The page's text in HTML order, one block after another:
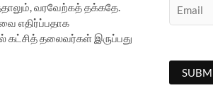
வரவேற்கத் தக்கதே.
எதிர்ப்பதாக
தலைவர்கள் இருப்பது